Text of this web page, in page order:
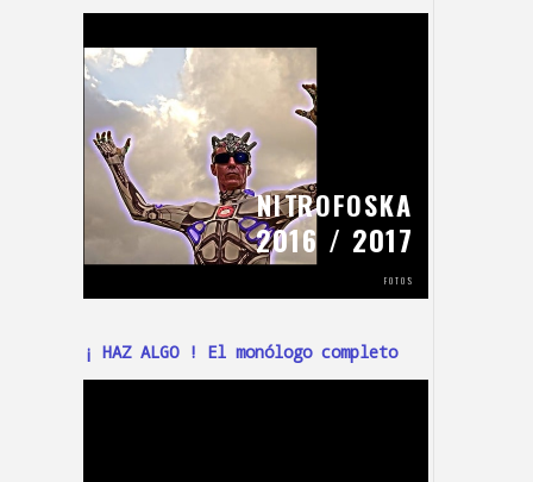
¡ HAZ ALGO ! El monólogo completo